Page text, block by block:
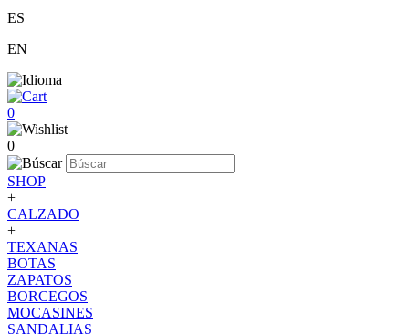
ES
EN
0
0
SHOP
+
CALZADO
+
TEXANAS
BOTAS
ZAPATOS
BORCEGOS
MOCASINES
SANDALIAS